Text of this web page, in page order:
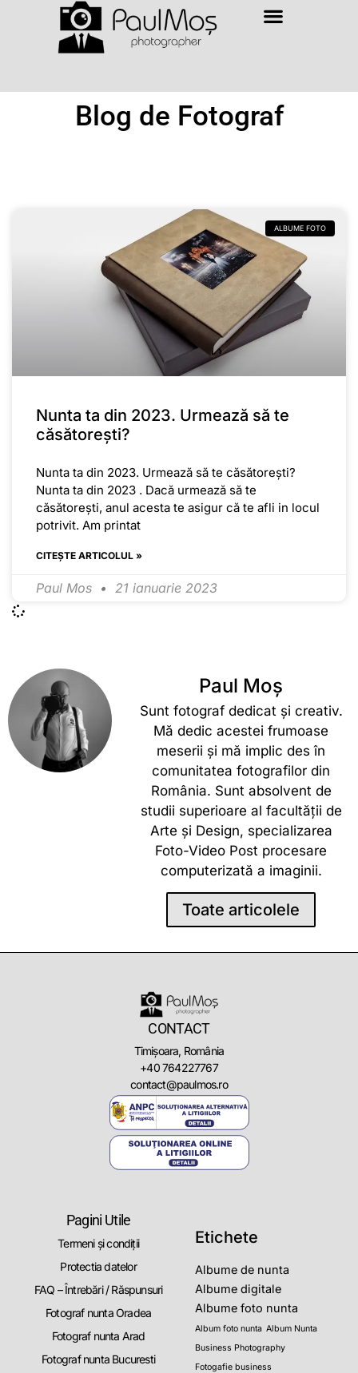
Blog de Fotograf
ALBUME FOTO
Nunta ta din 2023. Urmează să te
căsătorești?
Nunta ta din 2023. Urmează să te căsătorești?
Nunta ta din 2023 . Dacă urmează să te
căsătorești, anul acesta te asigur că te afli in locul
potrivit. Am printat
CITEȘTE ARTICOLUL »
Paul Mos 21 ianuarie 2023
Paul Moș
Sunt fotograf dedicat și creativ.
Mă dedic acestei frumoase
meserii și mă implic des în
comunitatea fotografilor din
România. Sunt absolvent de
studii superioare al facultății de
Arte și Design, specializarea
Foto-Video Post procesare
computerizată a imaginii.
Toate articolele
CONTACT
Timișoara, România
+40 764227767
contact@paulmos.ro
Pagini Utile
Termeni și condiții
Protectia datelor
FAQ – Întrebări / Răspunsuri
Fotograf nunta Oradea
Fotograf nunta Arad
Fotograf nunta Bucuresti
Etichete
Albume de nunta
Albume digitale
Albume foto nunta
Album foto nunta Album Nunta
Business Photography
Fotogafie business